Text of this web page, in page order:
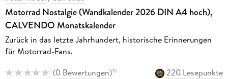
Motorrad Nostalgie (Wandkalender 2026 DIN A4 hoch),
CALVENDO Monatskalender
Zurück in das letzte Jahrhundert, historische Erinnerungen
für Motorrad-Fans.
(0 Bewertungen)15
220 Lesepunkte